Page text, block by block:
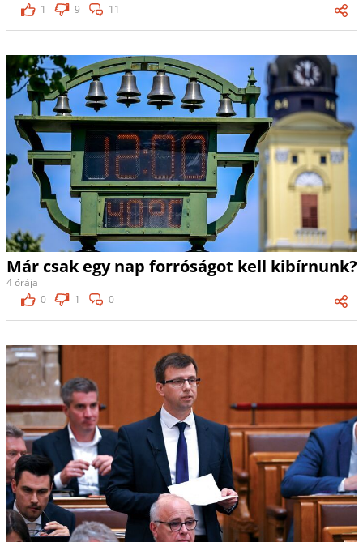
1
9 11
Már csak egy nap forróságot kell kibírnunk?
4 órája
0
1 0